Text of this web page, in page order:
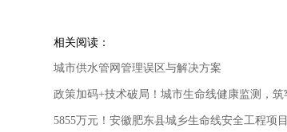
相关阅读：
城市供水管网管理误区与解决方案
政策加码+技术破局！城市生命线健康监测，筑
5855万元！安徽肥东县城乡生命线安全工程项